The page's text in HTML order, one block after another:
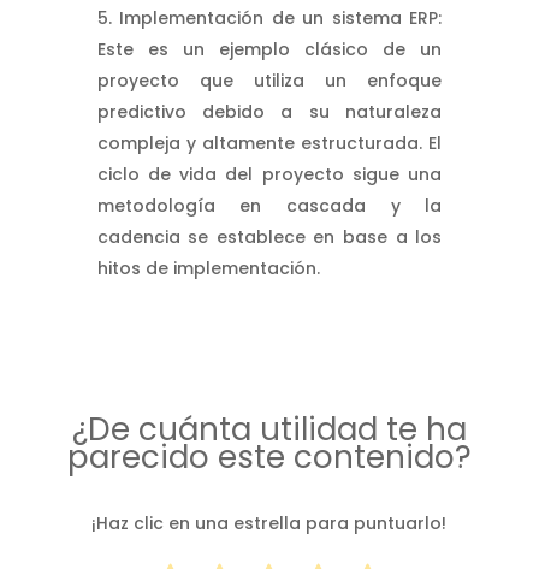
Implementación de un sistema ERP:
Este es un ejemplo clásico de un
proyecto que utiliza un enfoque
predictivo debido a su naturaleza
compleja y altamente estructurada. El
ciclo de vida del proyecto sigue una
metodología en cascada y la
cadencia se establece en base a los
hitos de implementación.
¿De cuánta utilidad te ha
parecido este contenido?
¡Haz clic en una estrella para puntuarlo!